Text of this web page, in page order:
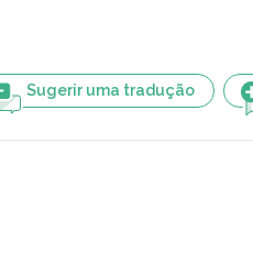
Sugerir uma tradução